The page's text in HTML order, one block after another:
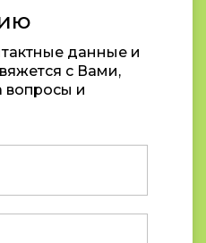
данные и
с Вами,
вопросы и